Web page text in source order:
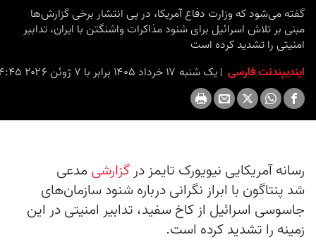
گفته می‌شود که وزارت دفاع آمریکا، در پی انتشار برخی گزارش‌ها
مبنی بر تلاش اسرائیل برای شنود مذاکرات واشنگتن با ایران، تدابیر
امنیتی را تشدید کرده است
ایندیپندنت فارسی یک شنبه ۱۷ خرداد ۱۴۰۵ برابر با ۷ ژوئن ۲۰۲۶ ۱۴:۴۵
رسانه آمریکایی نیویورک تایمز درگزارشی مدعی
شد پنتاگون با ابراز نگرانی درباره شنود سازمان‌های
جاسوسی اسرائیل از کاخ سفید، تدابیر امنیتی در این
زمینه را تشدید کرده است.